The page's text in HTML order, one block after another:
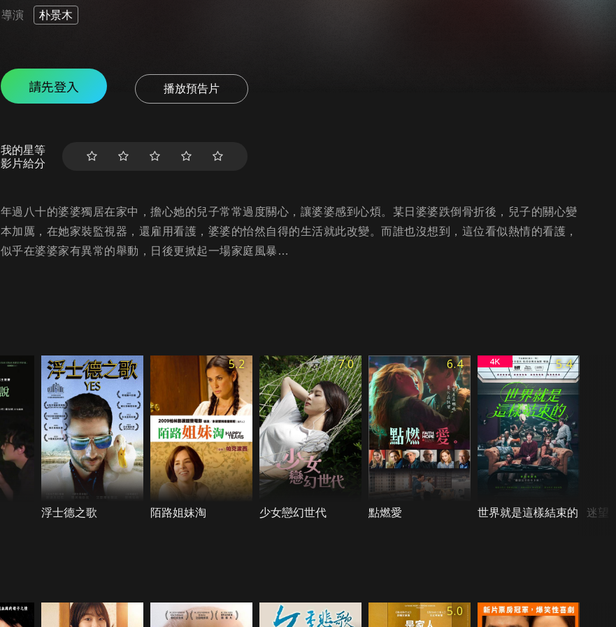
導演 朴景木
請先登入 播放預告片
我的星等
影片給分
年過八十的婆婆獨居在家中，擔心她的兒子常常過度關心，讓婆婆感到心煩。某日婆婆跌倒骨折後，兒子的關心變
本加厲，在她家裝監視器，還雇用看護，婆婆的怡然自得的生活就此改變。而誰也沒想到，這位看似熱情的看護，
似乎在婆婆家有異常的舉動，日後更掀起一場家庭風暴…
浮士德之歌
5.2
陌路姐妹淘
7.0
少女戀幻世代
6.4
點燃愛
5.4
世界就是這樣結束的 迷望
5.0